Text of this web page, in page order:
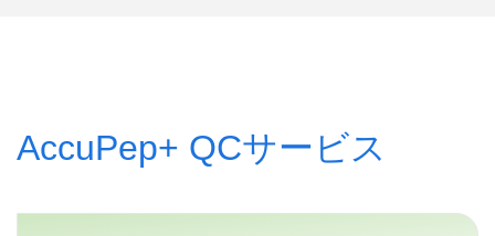
AccuPep+ QCサービス